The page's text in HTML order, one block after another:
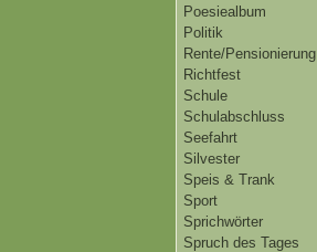
Poesiealbum
Politik
Rente/Pensionierung
Richtfest
Schule
Schulabschluss
Seefahrt
Silvester
Speis & Trank
Sport
Sprichwörter
Spruch des Tages